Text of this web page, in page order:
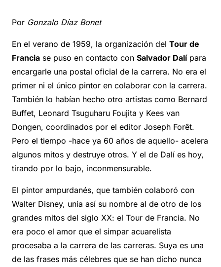
Por Gonzalo Díaz Bonet
En el verano de 1959, la organización del Tour de
Francia se puso en contacto con Salvador Dalípara
encargarle una postal oficial de la carrera. No era el
primer ni el único pintor en colaborar con la carrera.
También lo habían hecho otro artistas como Bernard
Buffet, Leonard Tsuguharu Foujita y Kees van
Dongen, coordinados por el editor Joseph Forêt.
Pero el tiempo -hace ya 60 años de aquello- acelera
algunos mitos y destruye otros. Y el de Dalí es hoy,
tirando por lo bajo, inconmensurable.
El pintor ampurdanés, que también colaboró con
Walter Disney, unía así su nombre al de otro de los
grandes mitos del siglo XX: el Tour de Francia. No
era poco el amor que el simpar acuarelista
procesaba a la carrera de las carreras. Suya es una
de las frases más célebres que se han dicho nunca